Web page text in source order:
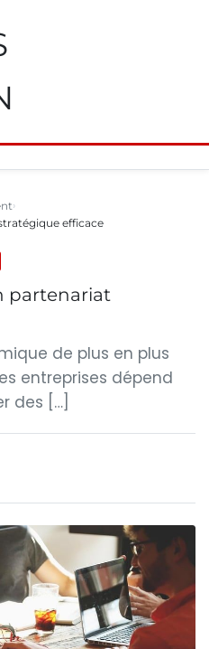
efficace
partenariat
de plus en plus
entreprises dépend
des […]